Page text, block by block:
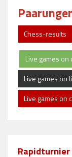
Chess-results
Live games on
Live games on
Live games on
Rapidturnier